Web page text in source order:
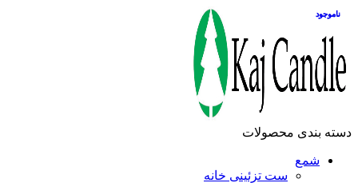
دسته بندی محصولات
شمع
ست تزئینی خانه
ناموجود
ناموجود